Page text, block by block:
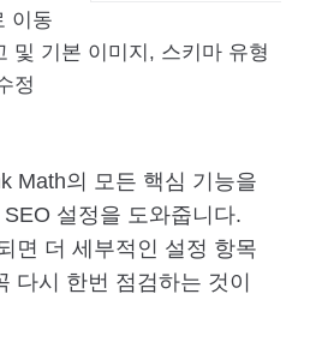
이동
및 기본 이미지, 스키마 유형
정
Math의 모든 핵심 기능을
설정을 도와줍니다.
면 더 세부적인 설정 항목
다시 한번 점검하는 것이